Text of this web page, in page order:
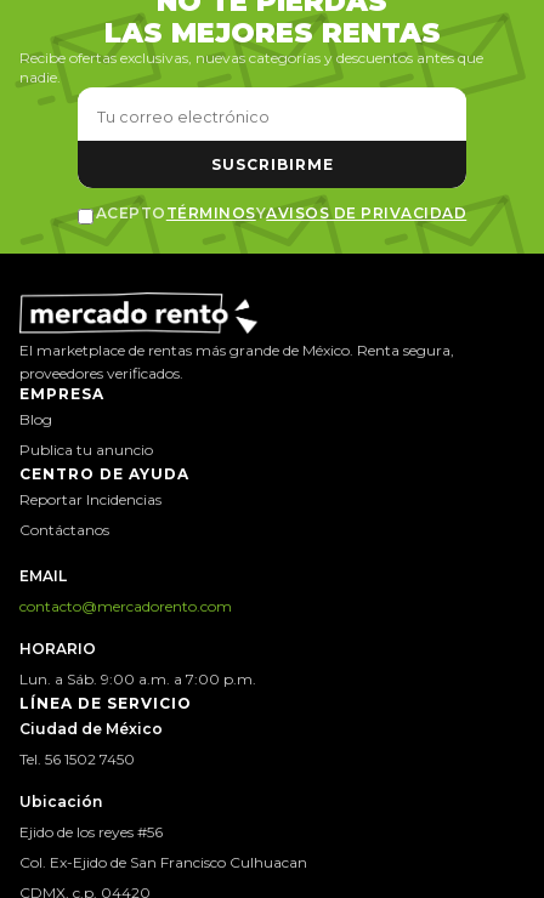
LAS MEJORES RENTAS
Recibe ofertas exclusivas, nuevas categorías y descuentos antes que
nadie.
SUSCRIBIRME
ACEPTO TÉRMINOSYAVISOS DE PRIVACIDAD
El marketplace de rentas más grande de México. Renta segura,
proveedores verificados.
EMPRESA
Blog
Publica tu anuncio
CENTRO DE AYUDA
Reportar Incidencias
Contáctanos
EMAIL
contacto@mercadorento.com
HORARIO
Lun. a Sáb. 9:00 a.m. a 7:00 p.m.
LÍNEA DE SERVICIO
Ciudad de México
Tel. 56 1502 7450
Ubicación
Ejido de los reyes #56
Col. Ex-Ejido de San Francisco Culhuacan
CDMX, c.p. 04420